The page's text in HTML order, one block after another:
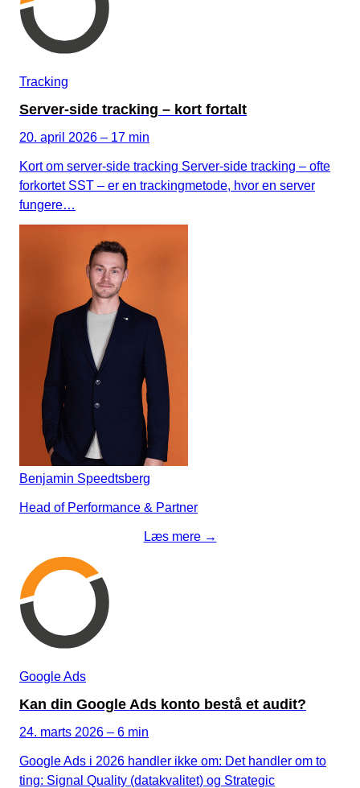
Tracking
Server-side tracking – kort fortalt
20. april 2026 – 17 min
Kort om server-side tracking Server-side tracking – ofte
forkortet SST – er en trackingmetode, hvor en server
fungere…
Benjamin Speedtsberg
Head of Performance & Partner
Læs mere →
Google Ads
Kan din Google Ads konto bestå et audit?
24. marts 2026 – 6 min
Google Ads i 2026 handler ikke om: Det handler om to
ting: Signal Quality (datakvalitet) og Strategic